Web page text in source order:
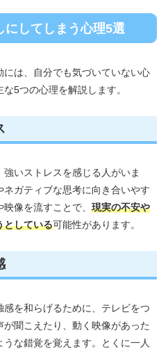
にしてしまう心理5選
は、自分でも気づいていない心
5つの心理を解説します。
いストレスを感じる人がいま
ガティブな思考に向き合いやす
像を流すことで、 現実の不安や
としている可能性があります。
を和らげるために、テレビをつ
聞こえたり、動く映像があった
な錯覚を覚えます。とくに一人